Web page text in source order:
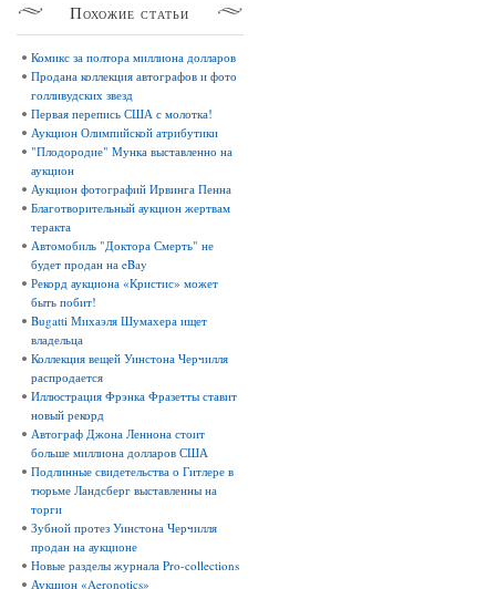
Похожие статьи
Комикс за полтора миллиона долларов
Продана коллекция автографов и фото
голливудских звезд
Первая перепись США с молотка!
Аукцион Олимпийской атрибутики
"Плодородие" Мунка выставленно на
аукцион
Аукцион фотографий Ирвинга Пенна
Благотворительный аукцион жертвам
теракта
Автомобиль "Доктора Смерть" не
будет продан на eBay
Рекорд аукциона «Кристис» может
быть побит!
Bugatti Михаэля Шумахера ищет
владельца
Коллекция вещей Уинстона Черчилля
распродается
Иллюстрация Фрэнка Фразетты ставит
новый рекорд
Автограф Джона Леннона стоит
больше миллиона долларов США
Подлинные свидетельства о Гитлере в
тюрьме Ландсберг выставленны на
торги
Зубной протез Уинстона Черчилля
продан на аукционе
Новые разделы журнала Pro-collections
Аукцион «Aeronotics»